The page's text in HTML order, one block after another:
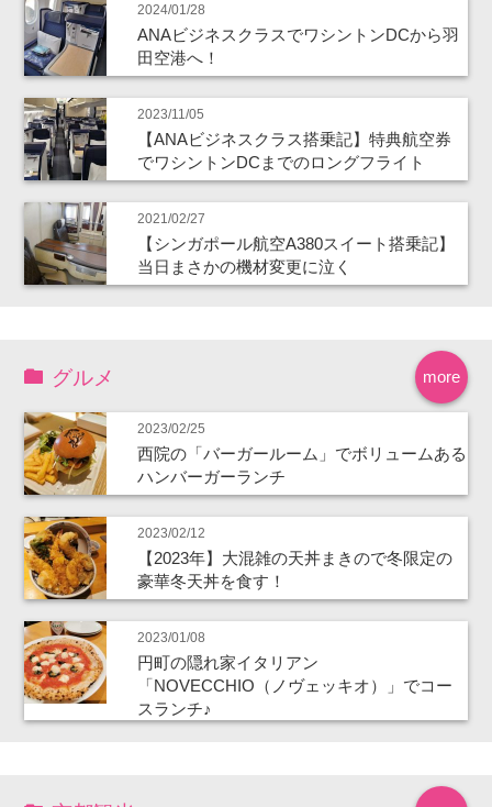
2024/01/28
ANAビジネスクラスでワシントンDCから羽
田空港へ！
2023/11/05
【ANAビジネスクラス搭乗記】特典航空券
でワシントンDCまでのロングフライト
2021/02/27
【シンガポール航空A380スイート搭乗記】
当日まさかの機材変更に泣く
more
グルメ
2023/02/25
西院の「バーガールーム」でボリュームある
ハンバーガーランチ
2023/02/12
【2023年】大混雑の天丼まきので冬限定の
豪華冬天丼を食す！
2023/01/08
円町の隠れ家イタリアン
「NOVECCHIO（ノヴェッキオ）」でコー
スランチ♪